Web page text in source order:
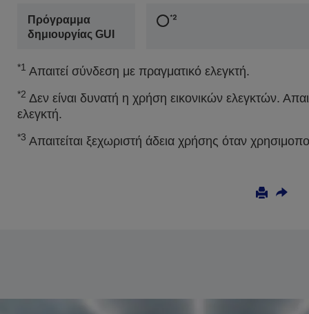
Πρόγραμμα
δημιουργίας GUI
*1 Απαιτεί σύνδεση με πραγματικό ελεγκτή.
*2 Δεν είναι δυνατή η χρήση εικονικών ελεγκτών.
ελεγκτή.
*3 Απαιτείται ξεχωριστή άδεια χρήσης όταν